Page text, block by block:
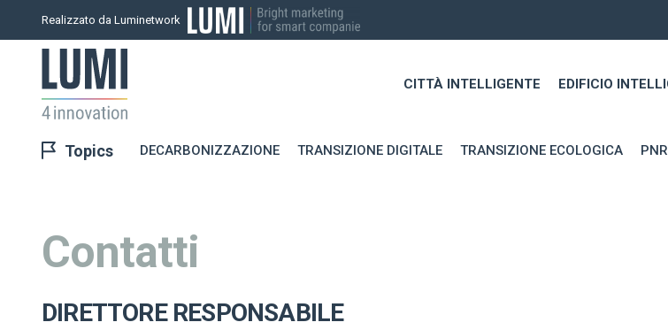
Realizzato da Luminetwork
CITTÀ INTELLIGENTE EDIFICIO
Topics DECARBONIZZAZIONE TRANSIZIONE DIGITALE TRANSIZIONE ECOLOGICA
Contatti
DIRETTORE RESPONSABILE